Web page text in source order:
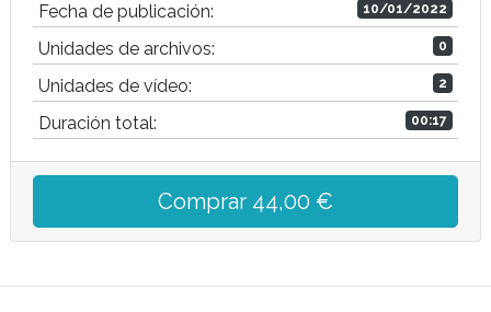
Fecha de publicación: 10/01/2022
Unidades de archivos: 0
Unidades de vídeo: 2
Duración total: 00:17
Comprar 44,00 €